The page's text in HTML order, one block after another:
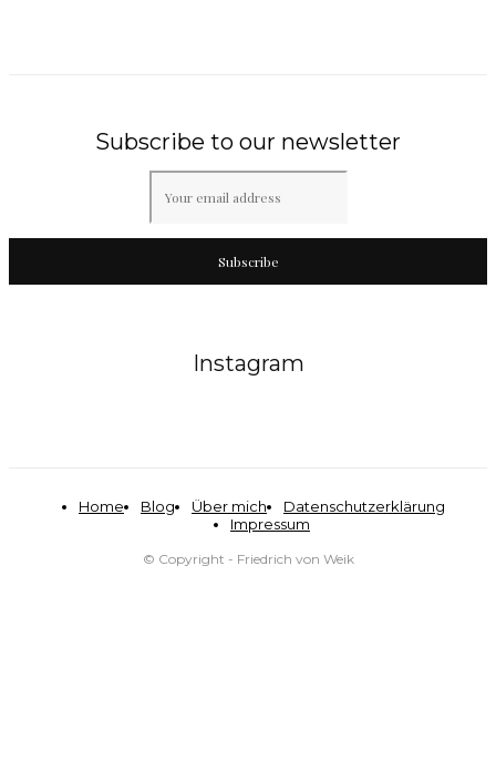
Subscribe to our newsletter
Subscribe
Instagram
Home Blog Über mich
Datenschutzerklärung
Impressum
© Copyright - Friedrich von Weik